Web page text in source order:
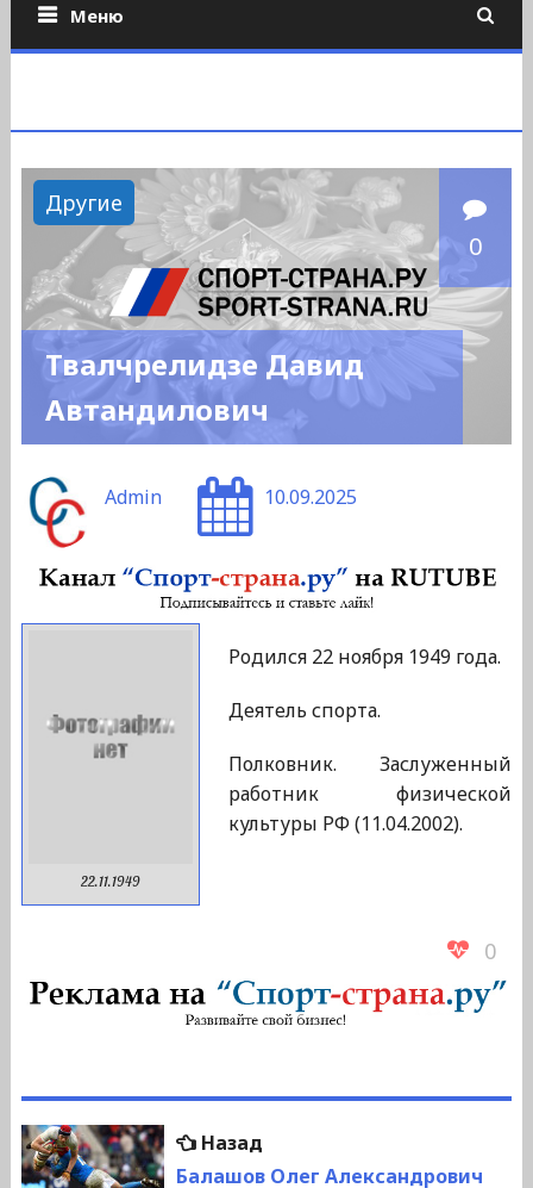
Меню
Другие
0
Твалчрелидзе Давид
Автандилович
Admin 10.09.2025
22.11.1949
Родился 22 ноября 1949 года.
Деятель спорта.
Полковник. Заслуженный
работник физической
культуры РФ (11.04.2002).
0
Навигация
по
НазадПредыдущая
запись:
Балашов Олег Александрович